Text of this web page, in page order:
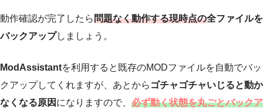
動作確認が完了したら問題なく動作する現時点の全ファイルを
バックアップしましょう。
ModAssistantを利用すると既存のMODファイルを自動でバッ
クアップしてくれますが、あとから ゴチャゴチャいじると動か
なくなる原因 になりますので、 必ず動く状態を丸ごとバックア